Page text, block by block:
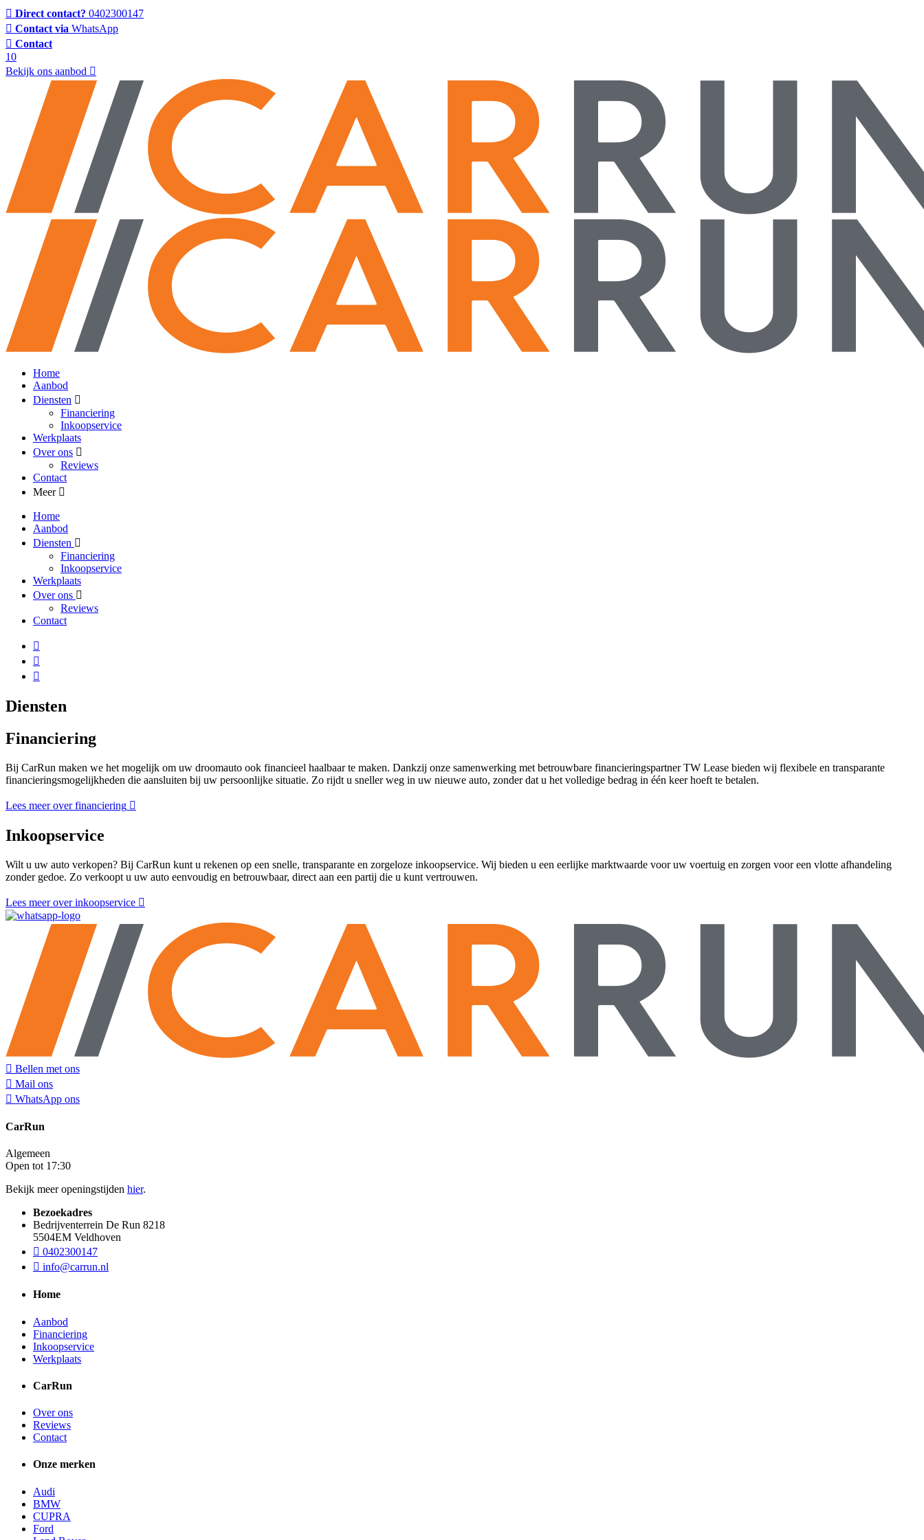
Direct contact? 0402300147
Contact via WhatsApp
Contact
10
Bekijk ons aanbod
Home
Aanbod
Diensten
Financiering
Inkoopservice
Werkplaats
Over ons
Reviews
Contact
Meer
Home
Aanbod
Diensten
Financiering
Inkoopservice
Werkplaats
Over ons
Reviews
Contact
Diensten
Financiering
Bij CarRun maken we het mogelijk om uw droomauto ook financieel haalbaar te maken. Dankzij onze samenwerking met betrouwbare financieringspartner TW Lease bieden wij flexibele en transparante
financieringsmogelijkheden die aansluiten bij uw persoonlijke situatie. Zo rijdt u sneller weg in uw nieuwe auto, zonder dat u het volledige bedrag in één keer hoeft te betalen.
Lees meer over financiering
Inkoopservice
Wilt u uw auto verkopen? Bij CarRun kunt u rekenen op een snelle, transparante en zorgeloze inkoopservice. Wij bieden u een eerlijke marktwaarde voor uw voertuig en zorgen voor een vlotte afhandeling
zonder gedoe. Zo verkoopt u uw auto eenvoudig en betrouwbaar, direct aan een partij die u kunt vertrouwen.
Lees meer over inkoopservice
Bellen met ons
Mail ons
WhatsApp ons
CarRun
Algemeen
Open tot 17:30
Bekijk meer openingstijden hier.
Bezoekadres
Bedrijventerrein De Run 8218
5504EM Veldhoven
0402300147
info@carrun.nl
Home
Aanbod
Financiering
Inkoopservice
Werkplaats
CarRun
Over ons
Reviews
Contact
Onze merken
Audi
BMW
CUPRA
Ford